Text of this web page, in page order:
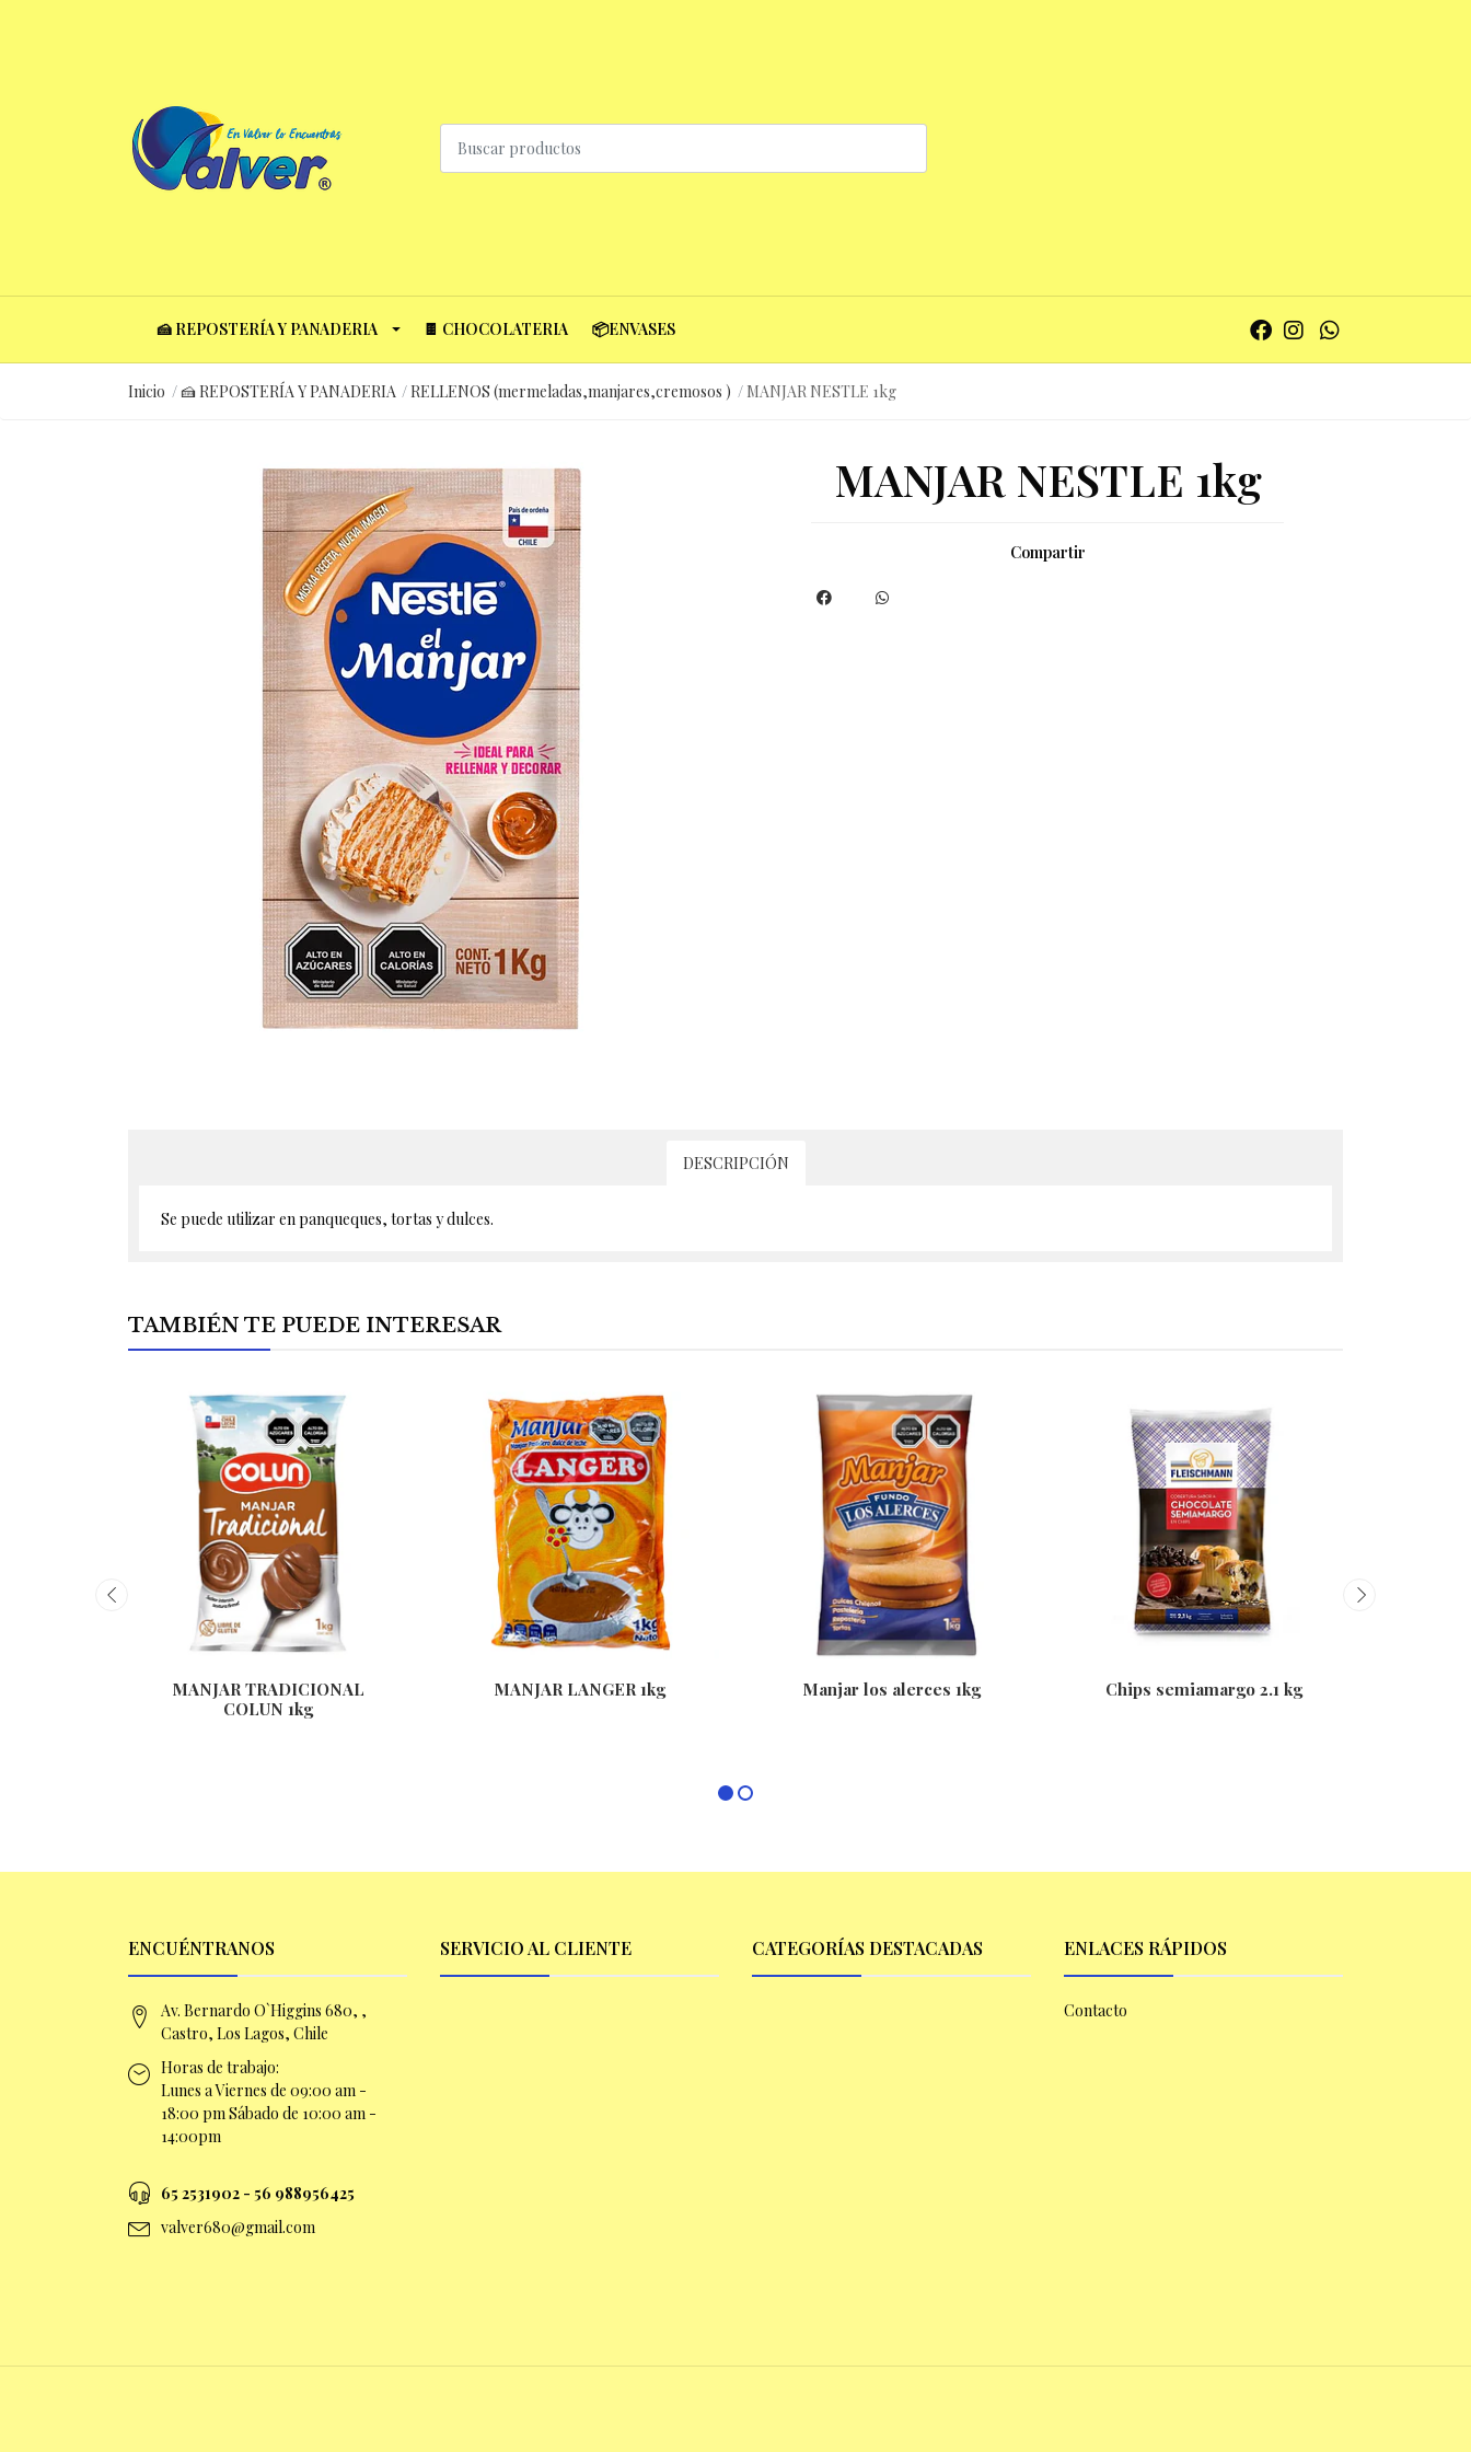
🍰 REPOSTERÍA Y PANADERIA 🍫 CHOCOLATERIA 📦ENVASES
Inicio 🍰 REPOSTERÍA Y PANADERIA RELLENOS (mermeladas,manjares,cremosos ) MANJAR NESTLE 1kg
MANJAR NESTLE 1kg
Compartir
DESCRIPCIÓN
Se puede utilizar en panqueques, tortas y dulces.
TAMBIÉN TE PUEDE INTERESAR
MANJAR TRADICIONAL
COLUN 1kg
MANJAR LANGER 1kg Manjar los alerces 1kg Chips semiamargo 2.1 kg
ENCUÉNTRANOS
Av. Bernardo O`Higgins 680, ,
Castro, Los Lagos, Chile
Horas de trabajo:
Lunes a Viernes de 09:00 am -
18:00 pm Sábado de 10:00 am -
14:00pm
65 2531902 - 56 988956425
valver680@gmail.com
SERVICIO AL CLIENTE CATEGORÍAS DESTACADAS ENLACES RÁPIDOS
Contacto